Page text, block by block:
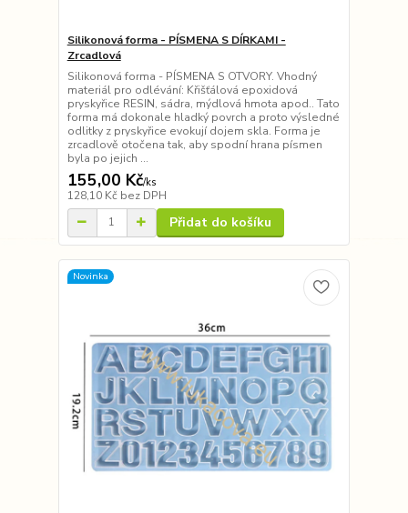
Silikonová forma - PÍSMENA S DÍRKAMI -
Zrcadlová
Silikonová forma - PÍSMENA S OTVORY. Vhodný
materiál pro odlévání: Křišťálová epoxidová
pryskyřice RESIN, sádra, mýdlová hmota apod.. Tato
forma má dokonale hladký povrch a proto výsledné
odlitky z pryskyřice evokují dojem skla. Forma je
zrcadlově otočena tak, aby spodní hrana písmen
byla po jejich ...
155,00 Kč/ks
128,10 Kč bez DPH
Přidat do košíku
Novinka